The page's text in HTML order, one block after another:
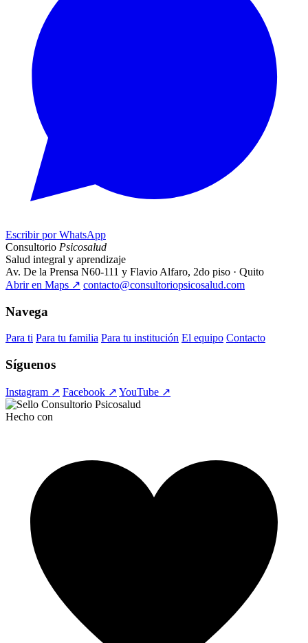
Escribir por WhatsApp
Consultorio Psicosalud
Salud integral y aprendizaje
Av. De la Prensa N60-111 y Flavio Alfaro, 2do piso · Quito
Abrir en Maps ↗ contacto@consultoriopsicosalud.com
Navega
Para ti Para tu familia Para tu institución El equipo Contacto
Síguenos
Instagram ↗ Facebook ↗ YouTube ↗
Hecho con